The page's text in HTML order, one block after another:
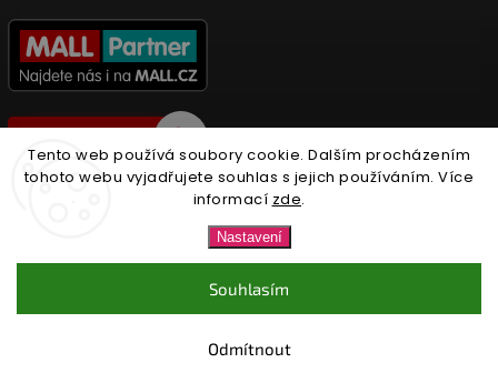
Tento web používá soubory cookie. Dalším procházením
tohoto webu vyjadřujete souhlas s jejich používáním. Více
informací zde.
Nastavení
Odmítnout
Souhlasím
Nonari.cz. Všechna práva vyhrazena.
Upravit nastavení cookies
Shoptet| Design